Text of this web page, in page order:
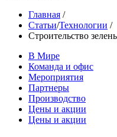
Главная /
Статьи/Технологии /
Строительство
В Мире
Команда и офис
Мероприятия
Партнеры
Производство
Цены и акции
Цены и акции